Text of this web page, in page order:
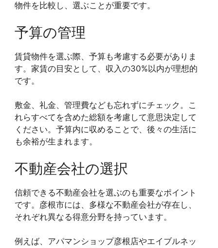
物件を比較し、選ぶことが重要です。
予算の管理
賃貸物件を選ぶ際、予算も考慮する必要がありま
す。家賃の目安として、収入の30%以内が理想的
です。
敷金、礼金、管理費なども忘れずにチェック。こ
れらすべてを含めた総額を考慮して意思決定して
ください。予算内に収めることで、後々の生活に
も余裕が生まれます。
不動産会社の選択
信頼できる不動産会社を選ぶのも重要なポイント
です。彦根市には、多様な不動産会社が存在し、
それぞれ異なる得意分野を持っています。
例えば、アパマンショップ彦根店やエイブルネッ